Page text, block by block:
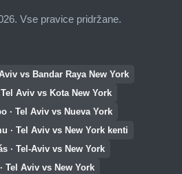
Vse pravice pridržane.
vs Bandar Raya New York
Tel Aviv vs Kota New York
· Tel Aviv vs Nueva York
· Tel Aviv vs New York kenti
· Tel-Aviv vs New York
· Tel Aviv vs New York